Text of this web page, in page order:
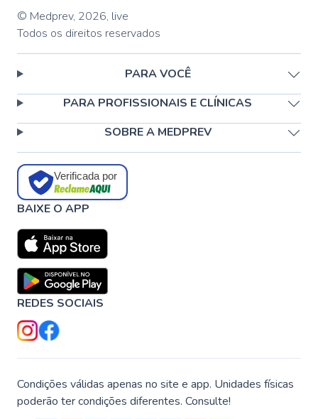
© Medprev, 2026, live
Todos os direitos reservados
PARA VOCÊ
PARA PROFISSIONAIS E CLÍNICAS
SOBRE A MEDPREV
Verificada por
BAIXE O APP
REDES SOCIAIS
Condições válidas apenas no site e app. Unidades físicas
poderão ter condições diferentes. Consulte!